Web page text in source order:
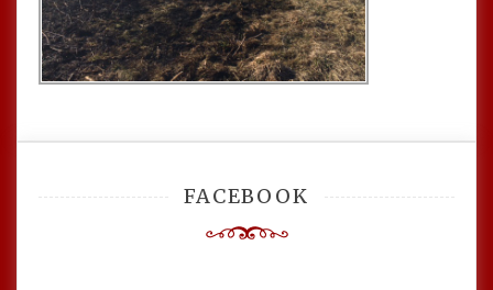
FACEBOOK